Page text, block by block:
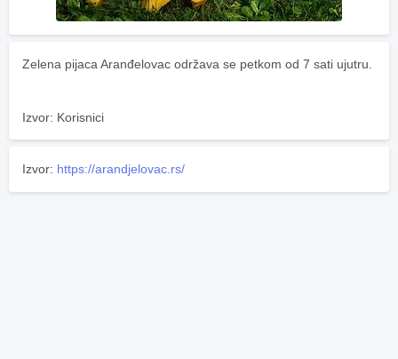
Zelena pijaca Aranđelovac održava se petkom od 7 sati ujutru.
Izvor: Korisnici
Izvor: https://arandjelovac.rs/